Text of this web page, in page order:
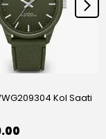
Kol Saati